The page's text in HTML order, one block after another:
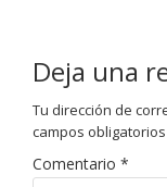
Deja una
Tu dirección de
campos
Comentario *